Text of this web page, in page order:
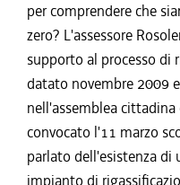
per comprendere che
zero? L'assessore
supporto al processo di
datato novembre 2009
nell'assemblea cittadina
convocato l'11 marzo
parlato dell'esistenza di
impianto di